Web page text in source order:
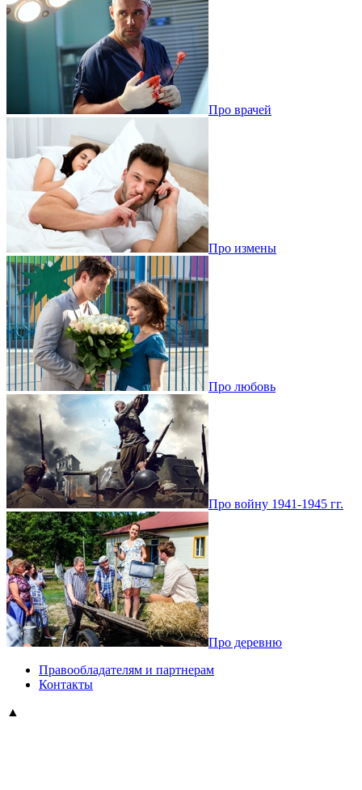
Про врачей
Про измены
Про любовь
Про войну 1941-1945 гг.
Про деревню
Правообладателям и партнерам
Контакты
▲